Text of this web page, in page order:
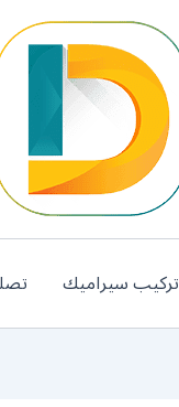
تركيب سيراميك